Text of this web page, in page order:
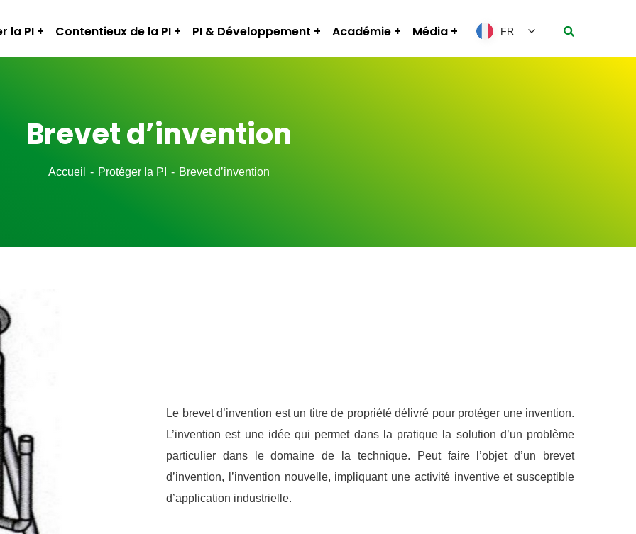
la PI Contentieux de la PI PI & Développement Académie Média FR
Brevet d’invention
Accueil Protéger la PI Brevet d’invention
Le brevet d’invention est un titre de propriété délivré pour protéger une invention.
L’invention est une idée qui permet dans la pratique la solution d’un problème
particulier dans le domaine de la technique. Peut faire l’objet d’un brevet
d’invention, l’invention nouvelle, impliquant une activité inventive et susceptible
d’application industrielle.